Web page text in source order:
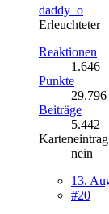
daddy_o
Erleuchteter
Reaktionen
1.646
Punkte
29.796
Beiträge
5.442
Karteneintrag
nein
13.
#20